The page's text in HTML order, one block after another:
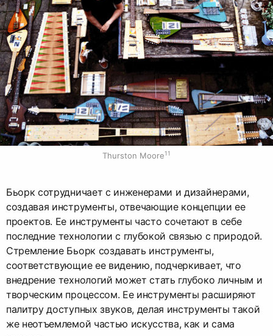
Thurston Moore11
Бьорк сотрудничает с инженерами и дизайнерами,
создавая инструменты, отвечающие концепции ее
проектов. Ее инструменты часто сочетают в себе
последние технологии с глубокой связью с природой.
Стремление Бьорк создавать инструменты,
соответствующие ее видению, подчеркивает, что
внедрение технологий может стать глубоко личным и
творческим процессом. Ее инструменты расширяют
палитру доступных звуков, делая инструменты такой
же неотъемлемой частью искусства, как и сама